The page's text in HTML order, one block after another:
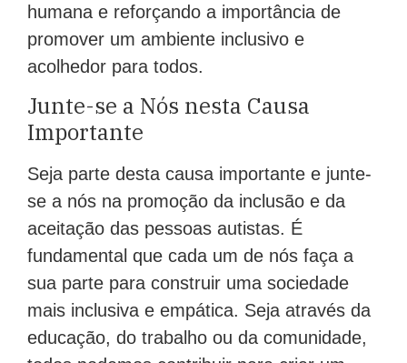
humana e reforçando a importância de
promover um ambiente inclusivo e
acolhedor para todos.
Junte-se a Nós nesta Causa
Importante
Seja parte desta causa importante e junte-
se a nós na promoção da inclusão e da
aceitação das pessoas autistas. É
fundamental que cada um de nós faça a
sua parte para construir uma sociedade
mais inclusiva e empática. Seja através da
educação, do trabalho ou da comunidade,